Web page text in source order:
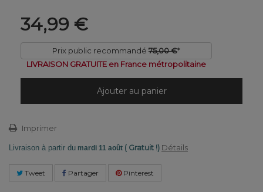
34,99 €
Prix public recommandé 75,00 €*
LIVRAISON GRATUITE en France métropolitaine
Ajouter au panier
Imprimer
Livraison à partir du mardi 11 août ( Gratuit !) Détails
Tweet Partager Pinterest